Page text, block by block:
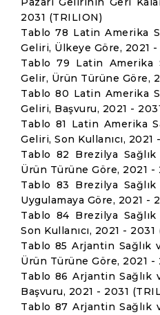
2031 (TRILION)
Tablo 78 Latin Amerika
Geliri, Ülkeye Göre, 2021
Tablo 79 Latin Amerika
Gelir, Ürün Türüne Göre,
Tablo 80 Latin Amerika
Geliri, Başvuru, 2021 -
Tablo 81 Latin Amerika
Geliri, Son Kullanıcı, 2021
Tablo 82 Brezilya Sağlık
Ürün Türüne Göre, 2021 -
Tablo 83 Brezilya Sağlık
Uygulamaya Göre, 2021 -
Tablo 84 Brezilya Sağlık
Son Kullanıcı, 2021 -
Tablo 85 Arjantin Sağlık
Ürün Türüne Göre, 2021 -
Tablo 86 Arjantin Sağlık
Başvuru, 2021 - 2031
Tablo 87 Arjantin Sağlık